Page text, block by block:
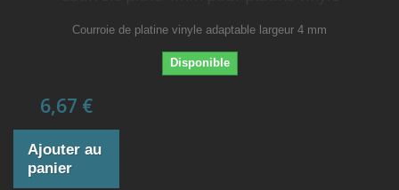
Courroie de platine vinyle adaptable largeur 4 mm
Disponible
6,67 €
Ajouter au
panier